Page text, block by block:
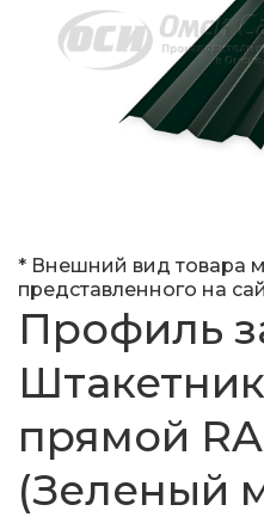
* Внешний вид товара
представленного на
Профиль
прямой
(Зеленый